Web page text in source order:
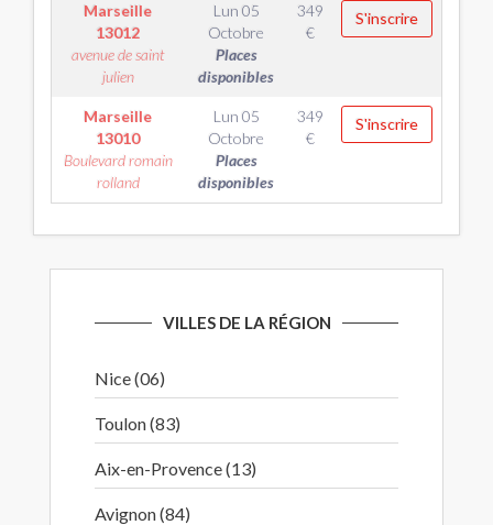
Marseille
13012
avenue de saint
julien
Lun 05
Octobre
Places
disponibles
349
€
S'inscrire
Marseille
13010
Boulevard romain
rolland
Lun 05
Octobre
Places
disponibles
349
€
S'inscrire
VILLES DE LA RÉGION
Nice (06)
Toulon (83)
Aix-en-Provence (13)
Avignon (84)